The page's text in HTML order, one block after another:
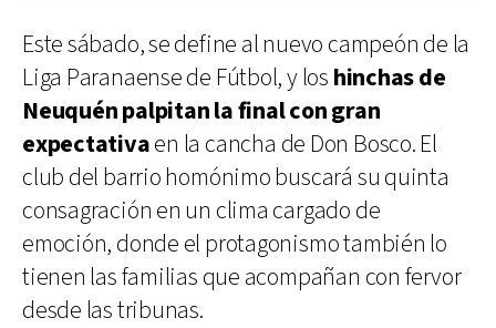
Este sábado, se define al nuevo campeón de la
Liga Paranaense de Fútbol, y los hinchas de
Neuquén palpitan la final con gran
expectativaen la cancha de Don Bosco. El
club del barrio homónimo buscará su quinta
consagración en un clima cargado de
emoción, donde el protagonismo también lo
tienen las familias que acompañan con fervor
desde las tribunas.